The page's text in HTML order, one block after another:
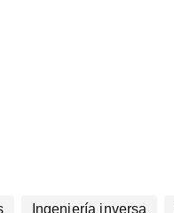
Ingeniería inversa